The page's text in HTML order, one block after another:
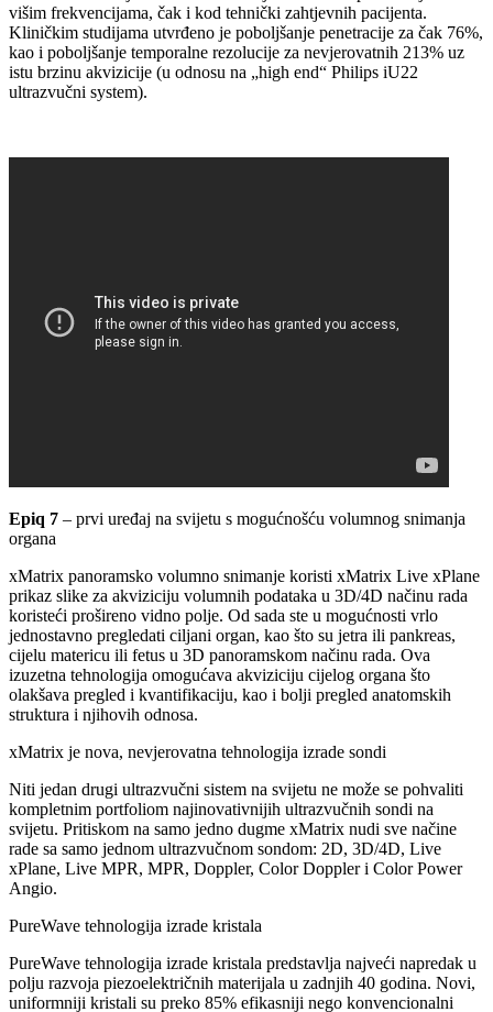
višim frekvencijama, čak i kod tehnički zahtjevnih pacijenta.
Kliničkim studijama utvrđeno je poboljšanje penetracije za čak 76%,
kao i poboljšanje temporalne rezolucije za nevjerovatnih 213% uz
istu brzinu akvizicije (u odnosu na „high end“ Philips iU22
ultrazvučni system).
Epiq 7 – prvi uređaj na svijetu s mogućnošću volumnog snimanja
organa
xMatrix panoramsko volumno snimanje koristi xMatrix Live xPlane
prikaz slike za akviziciju volumnih podataka u 3D/4D načinu rada
koristeći prošireno vidno polje. Od sada ste u mogućnosti vrlo
jednostavno pregledati ciljani organ, kao što su jetra ili pankreas,
cijelu matericu ili fetus u 3D panoramskom načinu rada. Ova
izuzetna tehnologija omogućava akviziciju cijelog organa što
olakšava pregled i kvantifikaciju, kao i bolji pregled anatomskih
struktura i njihovih odnosa.
xMatrix je nova, nevjerovatna tehnologija izrade sondi
Niti jedan drugi ultrazvučni sistem na svijetu ne može se pohvaliti
kompletnim portfoliom najinovativnijih ultrazvučnih sondi na
svijetu. Pritiskom na samo jedno dugme xMatrix nudi sve načine
rade sa samo jednom ultrazvučnom sondom: 2D, 3D/4D, Live
xPlane, Live MPR, MPR, Doppler, Color Doppler i Color Power
Angio.
PureWave tehnologija izrade kristala
PureWave tehnologija izrade kristala predstavlja najveći napredak u
polju razvoja piezoelektričnih materijala u zadnjih 40 godina. Novi,
uniformniji kristali su preko 85% efikasniji nego konvencionalni